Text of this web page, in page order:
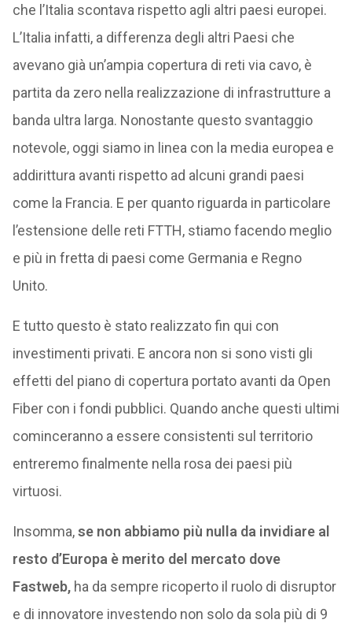
che l’Italia scontava rispetto agli altri paesi europei.
L’Italia infatti, a differenza degli altri Paesi che
avevano già un’ampia copertura di reti via cavo, è
partita da zero nella realizzazione di infrastrutture a
banda ultra larga. Nonostante questo svantaggio
notevole, oggi siamo in linea con la media europea e
addirittura avanti rispetto ad alcuni grandi paesi
come la Francia. E per quanto riguarda in particolare
l’estensione delle reti FTTH, stiamo facendo meglio
e più in fretta di paesi come Germania e Regno
Unito.
E tutto questo è stato realizzato fin qui con
investimenti privati. E ancora non si sono visti gli
effetti del piano di copertura portato avanti da Open
Fiber con i fondi pubblici. Quando anche questi ultimi
cominceranno a essere consistenti sul territorio
entreremo finalmente nella rosa dei paesi più
virtuosi.
Insomma,se non abbiamo più nulla da invidiare al
resto d’Europa è merito del mercato dove
Fastweb,ha da sempre ricoperto il ruolo di disruptor
e di innovatore investendo non solo da sola più di 9